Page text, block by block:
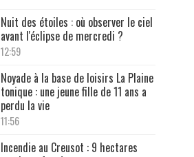
Nuit des étoiles : où observer le ciel
avant l'éclipse de mercredi ?
12:59
Noyade à la base de loisirs La Plaine
tonique : une jeune fille de 11 ans a
perdu la vie
11:56
Incendie au Creusot : 9 hectares